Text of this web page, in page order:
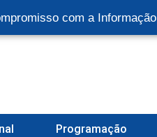
com a Informação
Programação